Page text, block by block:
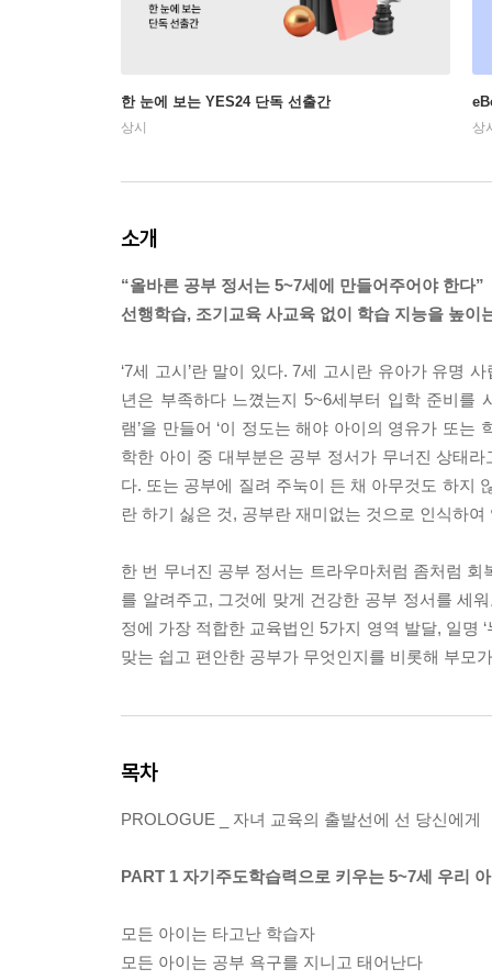
한 눈에 보는 YES24 단독 선출간
상시 상
소개
“올바른 공부 정서는 5~7세에 만들어주어야 한다”
선행학습, 조기교육 사교육 없이 학습 지능을 높이
‘7세 고시’란 말이 있다. 7세 고시란 유아가 유명
년은 부족하다 느꼈는지 5~6세부터 입학 준비를
램’을 만들어 ‘이 정도는 해야 아이의 영유가 또
학한 아이 중 대부분은 공부 정서가 무너진 상태
다. 또는 공부에 질려 주눅이 든 채 아무것도 하지
란 하기 싫은 것, 공부란 재미없는 것으로 인식하
한 번 무너진 공부 정서는 트라우마처럼 좀처럼
를 알려주고, 그것에 맞게 건강한 공부 정서를 세
정에 가장 적합한 교육법인 5가지 영역 발달, 일명
맞는 쉽고 편안한 공부가 무엇인지를 비롯해 부모
목차
PROLOGUE _ 자녀 교육의 출발선에 선 당신에게
PART 1 자기주도학습력으로 키우는 5~7세 우리
모든 아이는 타고난 학습자
모든 아이는 공부 욕구를 지니고 태어난다